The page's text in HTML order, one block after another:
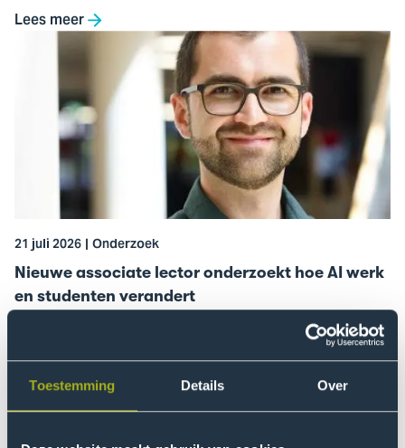
Toestemming Details Over
Lees meer
Nieuwe
associate
onderzoekt
werk
en
studenten
verandert
21 juli 2026 Onderzoek
Nieuwe associate lector onderzoekt hoe AI werk
en studenten verandert
Samuel Kernan Freire is gestart als associate lector bij
lectoraat Learning Technology & Analytics. Met zijn
nieuwe onderzoekslijn AI-agility wil hij opleidingen
helpen inspelen op de snel veranderende
beroepspraktijk.